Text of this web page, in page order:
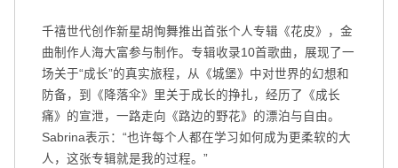
千禧世代创作新星胡恂舞推出首张个人专辑《花皮》，金
曲制作人海大富参与制作。专辑收录10首歌曲，展现了一
场关于“成长”的真实旅程，从《城堡》中对世界的幻想和
防备，到《降落伞》里关于成长的挣扎，经历了《成长
痛》的宣泄，一路走向《路边的野花》的漂泊与自由。
Sabrina表示：“也许每个人都在学习如何成为更柔软的大
人，这张专辑就是我的过程。”